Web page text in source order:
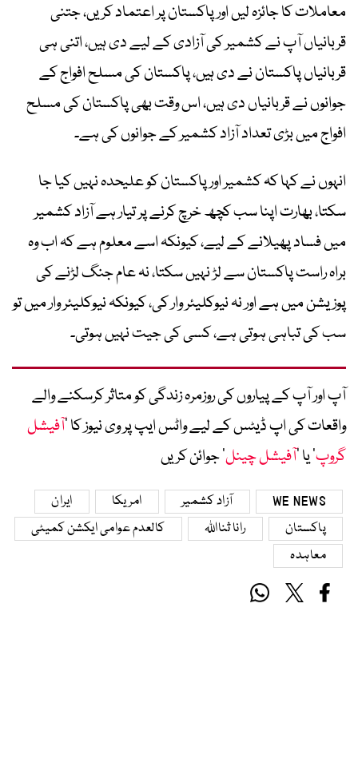
معاملات کا جائزہ لیں اور پاکستان پر اعتماد کریں، جتنی
قربانیاں آپ نے کشمیر کی آزادی کے لیے دی ہیں، اتنی ہی
قربانیاں پاکستان نے دی ہیں، پاکستان کی مسلح افواج کے
جوانوں نے قربانیاں دی ہیں، اس وقت بھی پاکستان کی مسلح
افواج میں بڑی تعداد آزاد کشمیر کے جوانوں کی ہے۔
انہوں نے کہا کہ کشمیر اور پاکستان کو علیحدہ نہیں کیا جا
سکتا، بھارت اپنا سب کچھ خرچ کرنے پر تیار ہے آزاد کشمیر
میں فساد پھیلانے کے لیے، کیونکہ اسے معلوم ہے کہ اب وہ
براہ راست پاکستان سے لڑ نہیں سکتا، نہ عام جنگ لڑنے کی
پوزیشن میں ہے اور نہ نیوکلیئر وار کی، کیونکہ نیوکلیئر وار میں تو
سب کی تباہی ہوتی ہے، کسی کی جیت نہیں ہوتی۔
آپ اور آپ کے پیاروں کی روزمرہ زندگی کو متاثر کرسکنے والے
واقعات کی اپ ڈیٹس کے لیے واٹس ایپ پر وی نیوز کا ’آفیشل
گروپ‘ یا ’آفیشل چینل‘ جوائن کریں
WE NEWS آزاد کشمیر امریکا
ایران
پاکستان
رانا ثنااللہ
کالعدم عوامی ایکشن کمیٹی
معاہدہ